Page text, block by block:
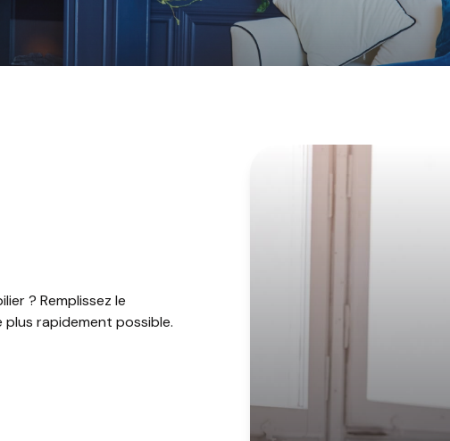
? Remplissez le
rapidement possible.